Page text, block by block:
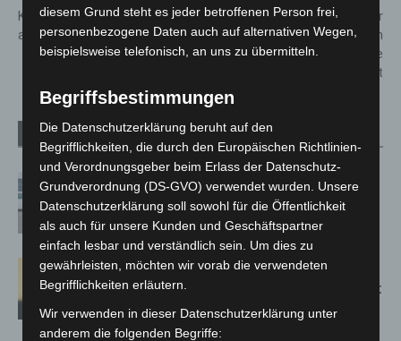
Kaltenweide: Hilflose Person
aus Wohnung befreit
Neuer Kreisverkehr auf der
Walsroder Straße erhält noch
vor Weihnachten erste
Betonschicht
Verwandte Artikel Mehr vom Autor
Niedersachsen: Feuerwehrkräfte
kehren nach Waldbrandeinsatz aus
Spanien zurück
Hannover: Erste Tigermücken-
Population in Niedersachsen entdeckt
diesem Grund steht es jeder betroffenen Person frei,
personenbezogene Daten auch auf alternativen Wegen,
beispielsweise telefonisch, an uns zu übermitteln.
Begriffsbestimmungen
Die Datenschutzerklärung beruht auf den
Begrifflichkeiten, die durch den Europäischen Richtlinien-
und Verordnungsgeber beim Erlass der Datenschutz-
Grundverordnung (DS-GVO) verwendet wurden. Unsere
Datenschutzerklärung soll sowohl für die Öffentlichkeit
als auch für unsere Kunden und Geschäftspartner
einfach lesbar und verständlich sein. Um dies zu
gewährleisten, möchten wir vorab die verwendeten
Begrifflichkeiten erläutern.
Wir verwenden in dieser Datenschutzerklärung unter
anderem die folgenden Begriffe: